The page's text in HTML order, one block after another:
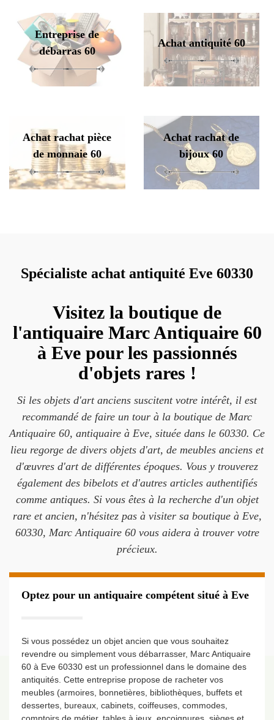
Entreprise de
débarras 60
Achat antiquité 60
Achat rachat pièce
de monnaie 60
Achat rachat de
bijoux 60
Spécialiste achat antiquité Eve 60330
Visitez la boutique de
l'antiquaire Marc Antiquaire 60
à Eve pour les passionnés
d'objets rares !
Si les objets d'art anciens suscitent votre intérêt, il est
recommandé de faire un tour à la boutique de Marc
Antiquaire 60, antiquaire à Eve, située dans le 60330. Ce
lieu regorge de divers objets d'art, de meubles anciens et
d'œuvres d'art de différentes époques. Vous y trouverez
également des bibelots et d'autres articles authentifiés
comme antiques. Si vous êtes à la recherche d'un objet
rare et ancien, n'hésitez pas à visiter sa boutique à Eve,
60330, Marc Antiquaire 60 vous aidera à trouver votre
précieux.
Optez pour un antiquaire compétent situé à Eve
Si vous possédez un objet ancien que vous souhaitez
revendre ou simplement vous débarrasser, Marc Antiquaire
60 à Eve 60330 est un professionnel dans le domaine des
antiquités. Cette entreprise propose de racheter vos
meubles (armoires, bonnetières, bibliothèques, buffets et
dessertes, bureaux, cabinets, coiffeuses, commodes,